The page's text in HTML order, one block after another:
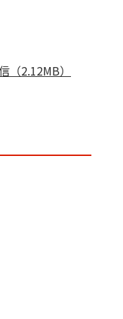
（2.12MB）